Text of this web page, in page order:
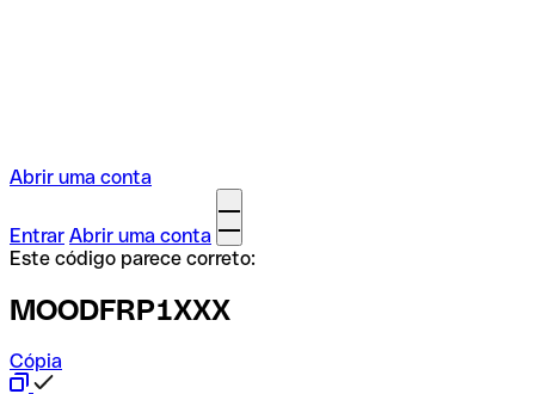
Abrir uma conta
Entrar Abrir uma conta
Este código parece correto:
MOODFRP1XXX
Cópia